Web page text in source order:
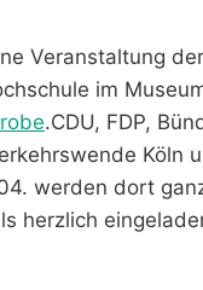
Veranstaltung
im
.CDU, FDP,
Köln
werden dort
herzlich